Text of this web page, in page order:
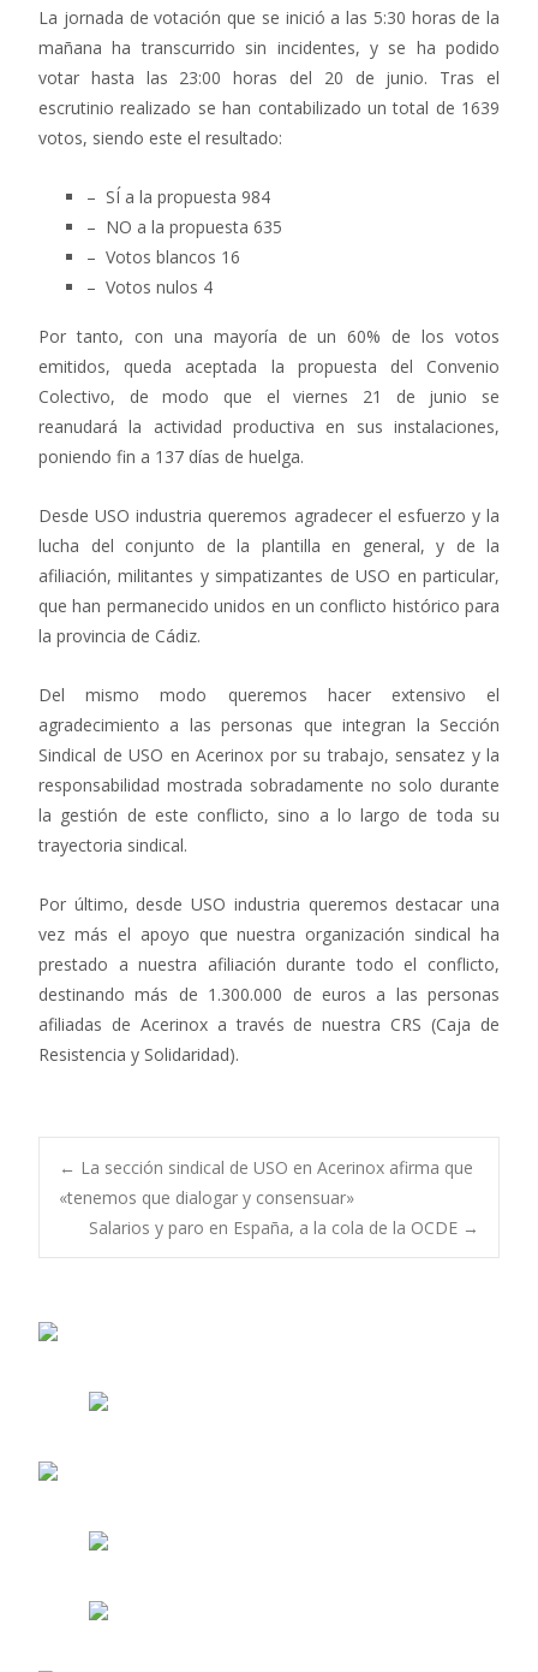
La jornada de votación que se inició a las 5:30 horas de la
mañana ha transcurrido sin incidentes, y se ha podido
votar hasta las 23:00 horas del 20 de junio. Tras el
escrutinio realizado se han contabilizado un total de 1639
votos, siendo este el resultado:
– SÍ a la propuesta 984
– NO a la propuesta 635
– Votos blancos 16
– Votos nulos 4
Por tanto, con una mayoría de un 60% de los votos
emitidos, queda aceptada la propuesta del Convenio
Colectivo, de modo que el viernes 21 de junio se
reanudará la actividad productiva en sus instalaciones,
poniendo fin a 137 días de huelga.
Desde USO industria queremos agradecer el esfuerzo y la
lucha del conjunto de la plantilla en general, y de la
afiliación, militantes y simpatizantes de USO en particular,
que han permanecido unidos en un conflicto histórico para
la provincia de Cádiz.
Del mismo modo queremos hacer extensivo el
agradecimiento a las personas que integran la Sección
Sindical de USO en Acerinox por su trabajo, sensatez y la
responsabilidad mostrada sobradamente no solo durante
la gestión de este conflicto, sino a lo largo de toda su
trayectoria sindical.
Por último, desde USO industria queremos destacar una
vez más el apoyo que nuestra organización sindical ha
prestado a nuestra afiliación durante todo el conflicto,
destinando más de 1.300.000 de euros a las personas
afiliadas de Acerinox a través de nuestra CRS (Caja de
Resistencia y Solidaridad).
Navegación
de
← La sección sindical de USO en Acerinox afirma que
«tenemos que dialogar y consensuar»
Salarios y paro en España, a la cola de la OCDE →